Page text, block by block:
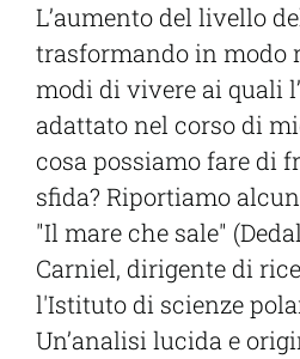
L’aumento del livello
trasformando in modo
modi di vivere ai quali
adattato nel corso di
cosa possiamo fare di
sfida? Riportiamo
"Il mare che sale"
Carniel, dirigente di
l'Istituto di scienze
Un’analisi lucida e